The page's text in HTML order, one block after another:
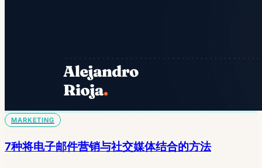
MARKETING
7种将电子邮件营销与社交媒体结合的方法